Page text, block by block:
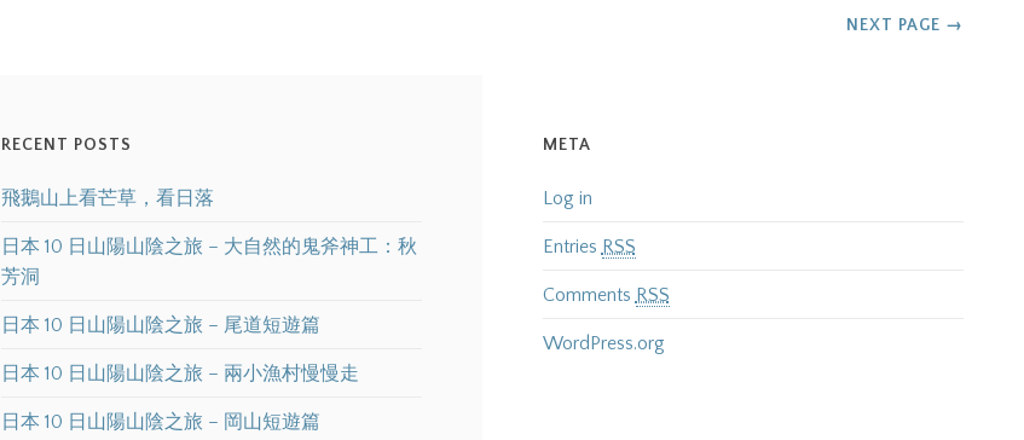
NEXT PAGE →
RECENT POSTS
飛鵝山上看芒草，看日落
日本 10 日山陽山陰之旅 – 大自然的鬼斧神工：秋
芳洞
日本 10 日山陽山陰之旅 – 尾道短遊篇
日本 10 日山陽山陰之旅 – 兩小漁村慢慢走
日本 10 日山陽山陰之旅 – 岡山短遊篇
META
Log in
Entries RSS
Comments RSS
WordPress.org